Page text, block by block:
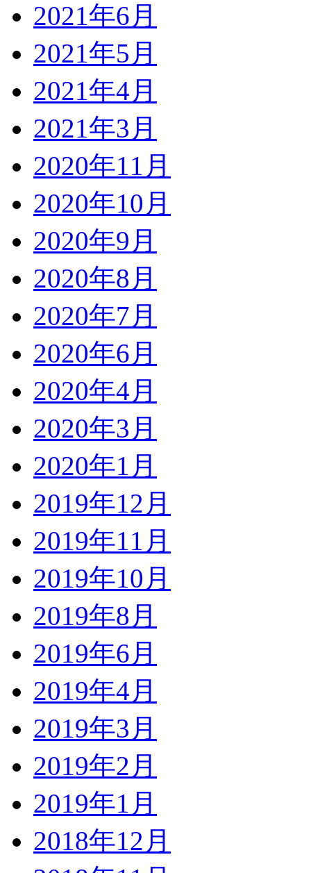
2021年6月
2021年5月
2021年4月
2021年3月
2020年11月
2020年10月
2020年9月
2020年8月
2020年7月
2020年6月
2020年4月
2020年3月
2020年1月
2019年12月
2019年11月
2019年10月
2019年8月
2019年6月
2019年4月
2019年3月
2019年2月
2019年1月
2018年12月